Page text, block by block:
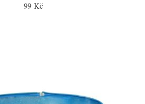
99 Kč